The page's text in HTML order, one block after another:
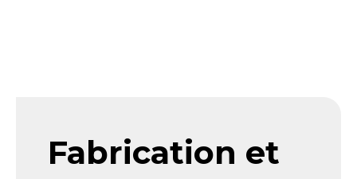
Fabrication et